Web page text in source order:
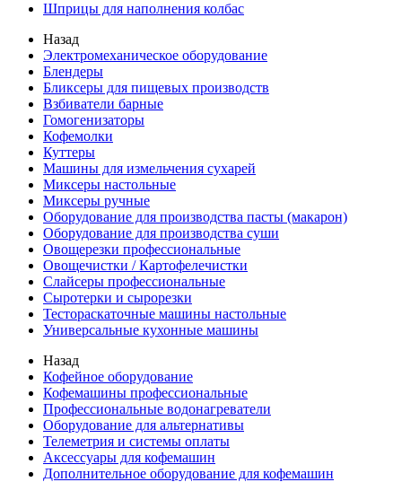
Шприцы для наполнения колбас
Назад
Электромеханическое оборудование
Блендеры
Бликсеры для пищевых производств
Взбиватели барные
Гомогенизаторы
Кофемолки
Куттеры
Машины для измельчения сухарей
Миксеры настольные
Миксеры ручные
Оборудование для производства пасты (макарон)
Оборудование для производства суши
Овощерезки профессиональные
Овощечистки / Картофелечистки
Слайсеры профессиональные
Сыротерки и сырорезки
Тестораскаточные машины настольные
Универсальные кухонные машины
Назад
Кофейное оборудование
Кофемашины профессиональные
Профессиональные водонагреватели
Оборудование для альтернативы
Телеметрия и системы оплаты
Аксессуары для кофемашин
Дополнительное оборудование для кофемашин